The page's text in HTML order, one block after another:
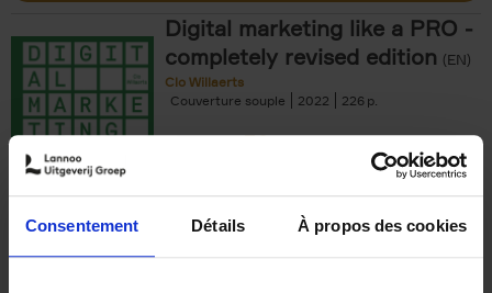
Consentement Détails À propos des cookies
Digital marketing like a PRO -
completely revised edition (EN)
Clo Willaerts
Couverture souple
2022 226
€35,50